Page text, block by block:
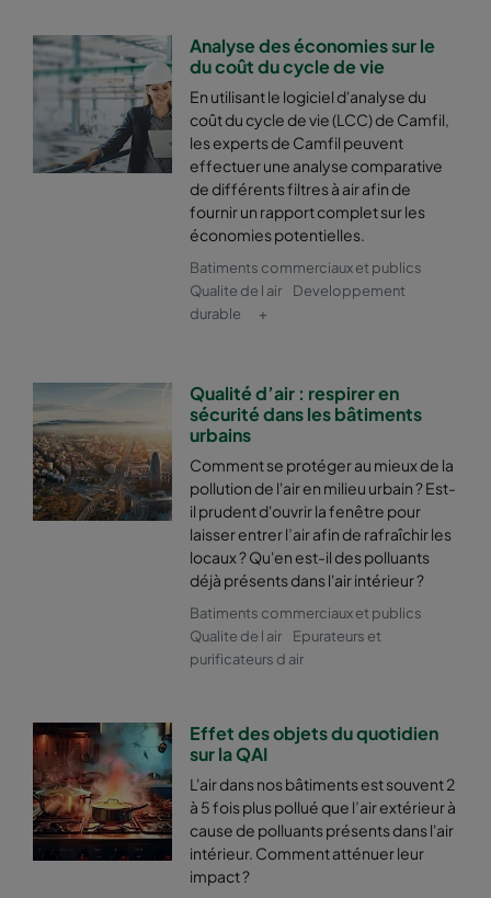
Analyse des économies sur le
du coût du cycle de vie
En utilisant le logiciel d'analyse du
coût du cycle de vie (LCC) de Camfil,
les experts de Camfil peuvent
effectuer une analyse comparative
de différents filtres à air afin de
fournir un rapport complet sur les
économies potentielles.
Batiments commerciaux et publics
Qualite de l air
Developpement
durable
+
Qualité d’air : respirer en
sécurité dans les bâtiments
urbains
Comment se protéger au mieux de la
pollution de l'air en milieu urbain ? Est-
il prudent d'ouvrir la fenêtre pour
laisser entrer l’air afin de rafraîchir les
locaux ? Qu'en est-il des polluants
déjà présents dans l'air intérieur ?
Batiments commerciaux et publics
Qualite de l air
Epurateurs et
purificateurs d air
Effet des objets du quotidien
sur la QAI
L'air dans nos bâtiments est souvent 2
à 5 fois plus pollué que l’air extérieur à
cause de polluants présents dans l'air
intérieur. Comment atténuer leur
impact ?